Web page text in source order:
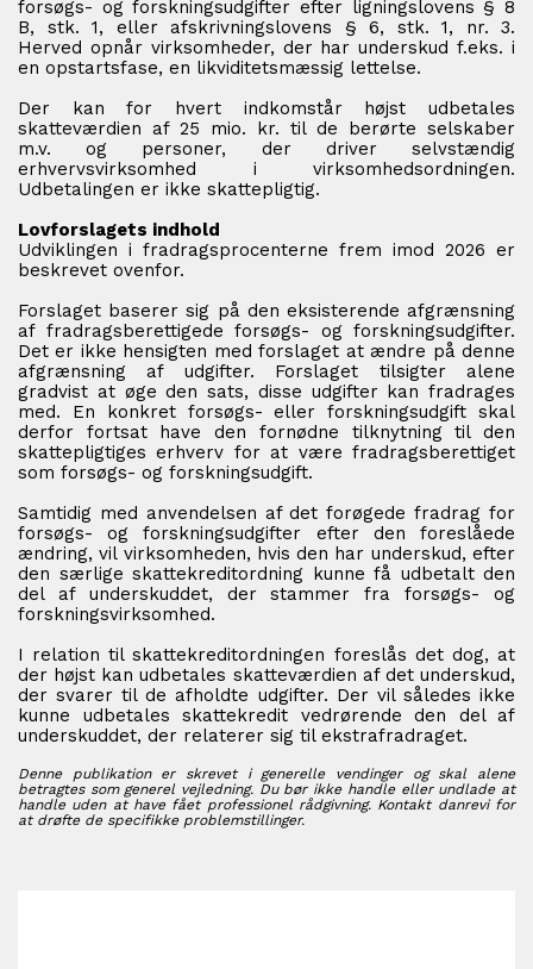
forsøgs- og forskningsudgifter efter ligningslovens § 8
B, stk. 1, eller afskrivningslovens § 6, stk. 1, nr. 3.
Herved opnår virksomheder, der har underskud f.eks. i
en opstartsfase, en likviditetsmæssig lettelse.
Der kan for hvert indkomstår højst udbetales
skatteværdien af 25 mio. kr. til de berørte selskaber
m.v. og personer, der driver selvstændig
erhvervsvirksomhed i virksomhedsordningen.
Udbetalingen er ikke skattepligtig.
Lovforslagets indhold
Udviklingen i fradragsprocenterne frem imod 2026 er
beskrevet ovenfor.
Forslaget baserer sig på den eksisterende afgrænsning
af fradragsberettigede forsøgs- og forskningsudgifter.
Det er ikke hensigten med forslaget at ændre på denne
afgrænsning af udgifter. Forslaget tilsigter alene
gradvist at øge den sats, disse udgifter kan fradrages
med. En konkret forsøgs- eller forskningsudgift skal
derfor fortsat have den fornødne tilknytning til den
skattepligtiges erhverv for at være fradragsberettiget
som forsøgs- og forskningsudgift.
Samtidig med anvendelsen af det forøgede fradrag for
forsøgs- og forskningsudgifter efter den foreslåede
ændring, vil virksomheden, hvis den har underskud, efter
den særlige skattekreditordning kunne få udbetalt den
del af underskuddet, der stammer fra forsøgs- og
forskningsvirksomhed.
I relation til skattekreditordningen foreslås det dog, at
der højst kan udbetales skatteværdien af det underskud,
der svarer til de afholdte udgifter. Der vil således ikke
kunne udbetales skattekredit vedrørende den del af
underskuddet, der relaterer sig til ekstrafradraget.
Denne publikation er skrevet i generelle vendinger og skal alene
betragtes som generel vejledning. Du bør ikke handle eller undlade at
handle uden at have fået professionel rådgivning. Kontakt danrevi for
at drøfte de specifikke problemstillinger.